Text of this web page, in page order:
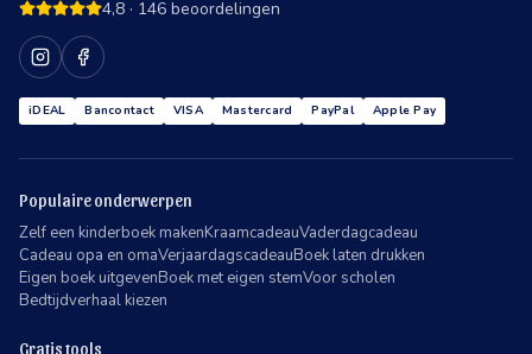
4,8 · 146 beoordelingen
iDEAL Bancontact VISA Mastercard PayPal Apple Pay
Populaire onderwerpen
Zelf een kinderboek makenKraamcadeauVaderdagcadeau
Cadeau opa en omaVerjaardagscadeauBoek laten drukken
Eigen boek uitgevenBoek met eigen stemVoor scholen
Bedtijdverhaal kiezen
Gratis tools